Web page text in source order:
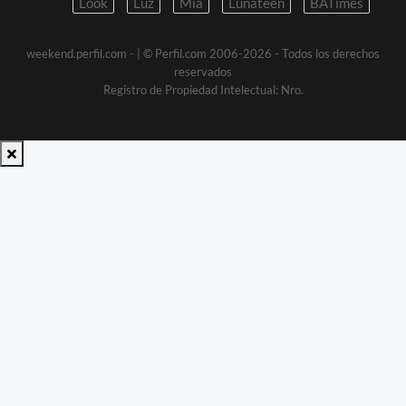
weekend.perfil.com -
| © Perfil.com 2006-2026 - Todos los derechos
reservados
Registro de Propiedad Intelectual: Nro.